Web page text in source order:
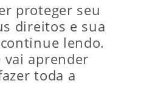
proteger seu
direitos e sua
lendo.
vai aprender
toda a